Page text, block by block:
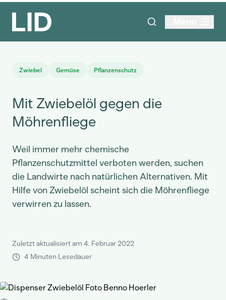
Zwiebel Gemüse Pflanzenschutz
Mit Zwiebelöl gegen die
Möhrenfliege
Weil immer mehr chemische
Pflanzenschutzmittel verboten werden, suchen
die Landwirte nach natürlichen Alternativen. Mit
Hilfe von Zwiebelöl scheint sich die Möhrenfliege
verwirren zu lassen.
Zuletzt aktualisiert am 4. Februar 2022
4 Minuten Lesedauer